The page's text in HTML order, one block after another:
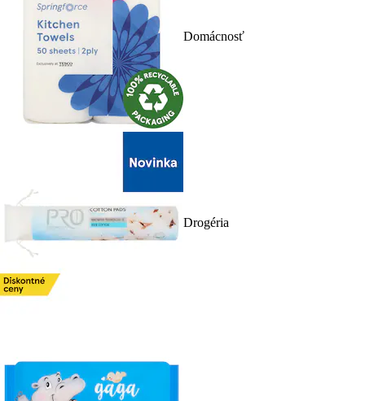
Domácnosť
Drogéria